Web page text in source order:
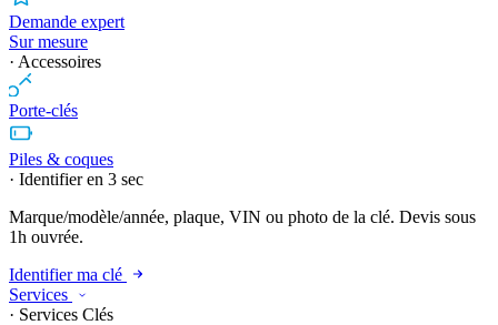
Demande expert
Sur mesure
· Accessoires
Porte-clés
Piles & coques
· Identifier en 3 sec
Marque/modèle/année, plaque, VIN ou photo de la clé. Devis sous
1h ouvrée.
Identifier ma clé
Services
· Services Clés